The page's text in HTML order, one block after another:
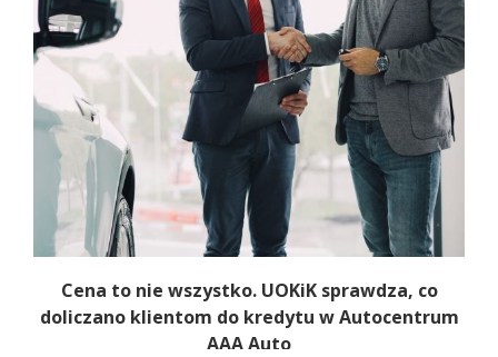
Cena to nie wszystko. UOKiK sprawdza, co
doliczano klientom do kredytu w Autocentrum
AAA Auto